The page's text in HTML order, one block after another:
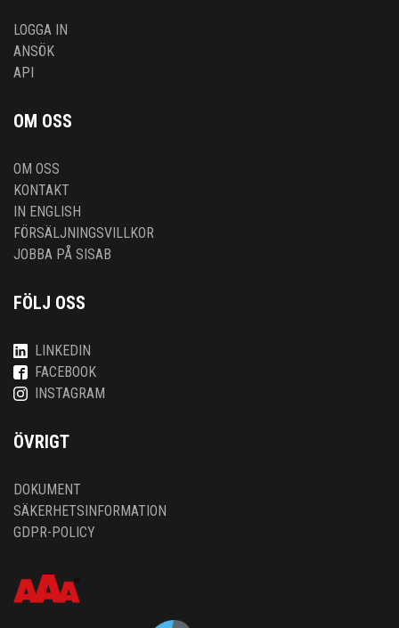
LOGGA IN
ANSÖK
API
OM OSS
OM OSS
KONTAKT
IN ENGLISH
FÖRSÄLJNINGSVILLKOR
JOBBA PÅ SISAB
FÖLJ OSS
LINKEDIN
FACEBOOK
INSTAGRAM
ÖVRIGT
DOKUMENT
SÄKERHETSINFORMATION
GDPR-POLICY